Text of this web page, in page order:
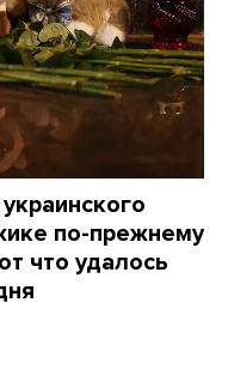
по-прежнему
что удалось